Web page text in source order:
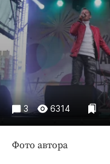
Погода
Праздники
Спорт
Экономика и
ПРОЕКТЫ
Издания
3 6314
Фото автора